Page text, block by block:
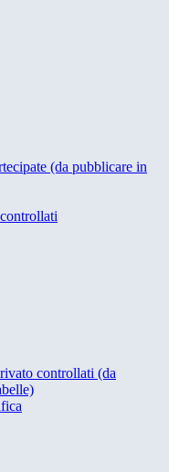
(da pubblicare in
controllati (da